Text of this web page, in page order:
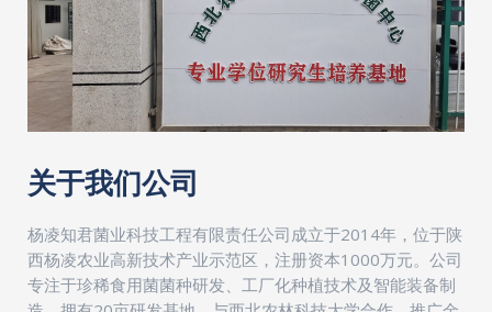
关于我们公司
杨凌知君菌业科技工程有限责任公司成立于2014年，位于陕
西杨凌农业高新技术产业示范区，注册资本1000万元。公司
专注于珍稀食用菌菌种研发、工厂化种植技术及智能装备制